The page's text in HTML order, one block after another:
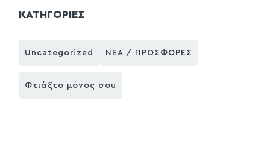
ΚΑΤΗΓΟΡΙΕΣ
Uncategorized ΝΕΑ / ΠΡΟΣΦΟΡΕΣ
Φτιάξτο μόνος σου